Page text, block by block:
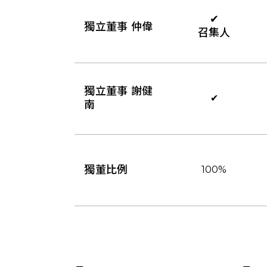
獨立董事 仲偉
✔
召集人
獨立董事 謝健
南
✔
獨董比例 100%